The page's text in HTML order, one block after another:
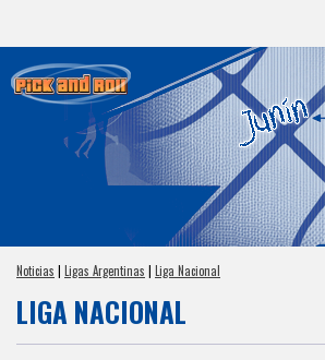
Noticias | Ligas Argentinas | Liga Nacional
LIGA NACIONAL